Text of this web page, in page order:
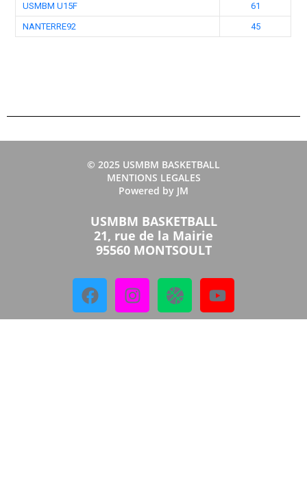
USMBM U15F
61
NANTERRE92
45
© 2025 USMBM BASKETBALL
MENTIONS LEGALES
Powered by JM
USMBM BASKETBALL
21, rue de la Mairie
95560 MONTSOULT